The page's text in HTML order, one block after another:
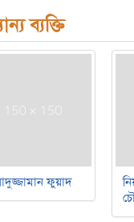
ব্যক্তি
ফুয়াদ